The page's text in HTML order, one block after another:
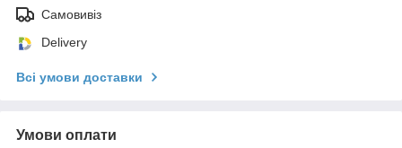
Самовивіз
Delivery
Всі умови доставки
Умови оплати